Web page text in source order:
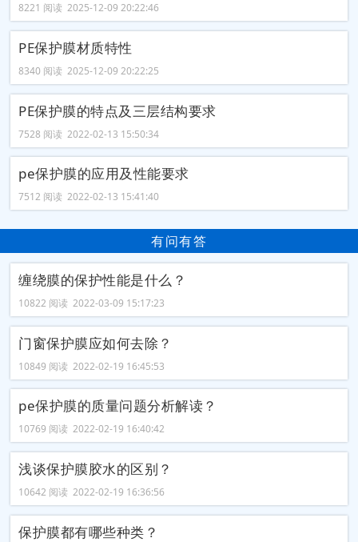
8221 阅读 2025-12-09 20:22:46
PE保护膜材质特性
8340 阅读 2025-12-09 20:22:25
PE保护膜的特点及三层结构要求
7528 阅读 2022-02-13 15:50:34
pe保护膜的应用及性能要求
7512 阅读 2022-02-13 15:41:40
有问有答
缠绕膜的保护性能是什么？
10822 阅读 2022-03-09 15:17:23
门窗保护膜应如何去除？
10849 阅读 2022-02-19 16:45:53
pe保护膜的质量问题分析解读？
10769 阅读 2022-02-19 16:40:42
浅谈保护膜胶水的区别？
10642 阅读 2022-02-19 16:36:56
保护膜都有哪些种类？